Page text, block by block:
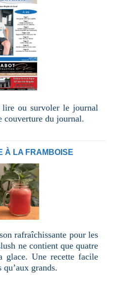
lire ou survoler le journal
couverture du journal.
À LA FRAMBOISE
rafraîchissante pour les
ne contient que quatre
glace. Une recette facile
grands.